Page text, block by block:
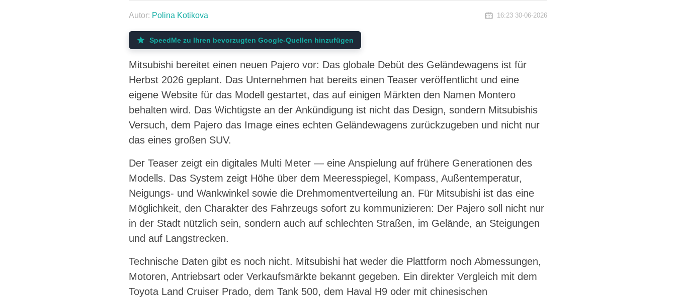
Autor: Polina Kotikova 16:23 30-06-2026
SpeedMe zu Ihren bevorzugten Google-Quellen hinzufügen
Mitsubishi bereitet einen neuen Pajero vor: Das globale Debüt des Geländewagens ist für
Herbst 2026 geplant. Das Unternehmen hat bereits einen Teaser veröffentlicht und eine
eigene Website für das Modell gestartet, das auf einigen Märkten den Namen Montero
behalten wird. Das Wichtigste an der Ankündigung ist nicht das Design, sondern Mitsubishis
Versuch, dem Pajero das Image eines echten Geländewagens zurückzugeben und nicht nur
das eines großen SUV.
Der Teaser zeigt ein digitales Multi Meter — eine Anspielung auf frühere Generationen des
Modells. Das System zeigt Höhe über dem Meeresspiegel, Kompass, Außentemperatur,
Neigungs- und Wankwinkel sowie die Drehmomentverteilung an. Für Mitsubishi ist das eine
Möglichkeit, den Charakter des Fahrzeugs sofort zu kommunizieren: Der Pajero soll nicht nur
in der Stadt nützlich sein, sondern auch auf schlechten Straßen, im Gelände, an Steigungen
und auf Langstrecken.
Technische Daten gibt es noch nicht. Mitsubishi hat weder die Plattform noch Abmessungen,
Motoren, Antriebsart oder Verkaufsmärkte bekannt gegeben. Ein direkter Vergleich mit dem
Toyota Land Cruiser Prado, dem Tank 500, dem Haval H9 oder mit chinesischen